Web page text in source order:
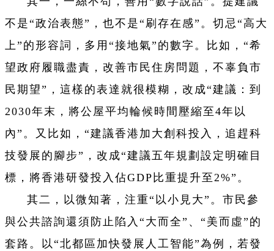
不是“政治表態”，也不是“刷存在感”。切忌“高大
上”的形容詞，多用“接地氣”的數字。比如，“希
望政府履職盡責，改善市民住房問題，不辜負市
民期望”，這樣的表達就很模糊，改成“建議：到
2030年末，將公屋平均輪候時間壓縮至4年以
內”。又比如，“建議香港加大創科投入，追趕科
技發展的腳步”，改成“建議五年規劃設定明確目
標，將香港研發投入佔GDP比重提升至2%”。
其二，以微知著，注重“以小見大”。市民參
與公共諮詢還須防止陷入“大而全”、“美而虛”的
套路。以“北都區加快發展人工智能”為例，若發